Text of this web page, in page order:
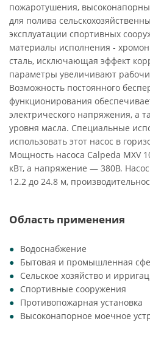
пожаротушения,
для полива
эксплуатации спортивных
материалы исполнения -
сталь, исключающая эффект
параметры увеличивают
Возможность постоянного
функционирования
электрического напряжения, а
уровня масла. Специальные
использовать этот насос в
Мощность насоса Calpeda MXV
кВт, а напряжение — 380В.
12.2 до 24.8 м,
Область применения
Водоснабжение
Бытовая и промышленная
Сельское хозяйство и
Спортивные сооружения
Противопожарная установка
Высоконапорное моечное